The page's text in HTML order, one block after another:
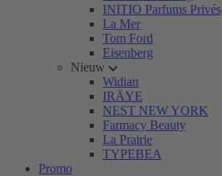
INITIO Parfums Privés
La Mer
Tom Ford
Eisenberg
Nieuw
Widian
IRÄYE
NEST NEW YORK
Farmacy Beauty
La Prairie
TYPEBEA
Promo